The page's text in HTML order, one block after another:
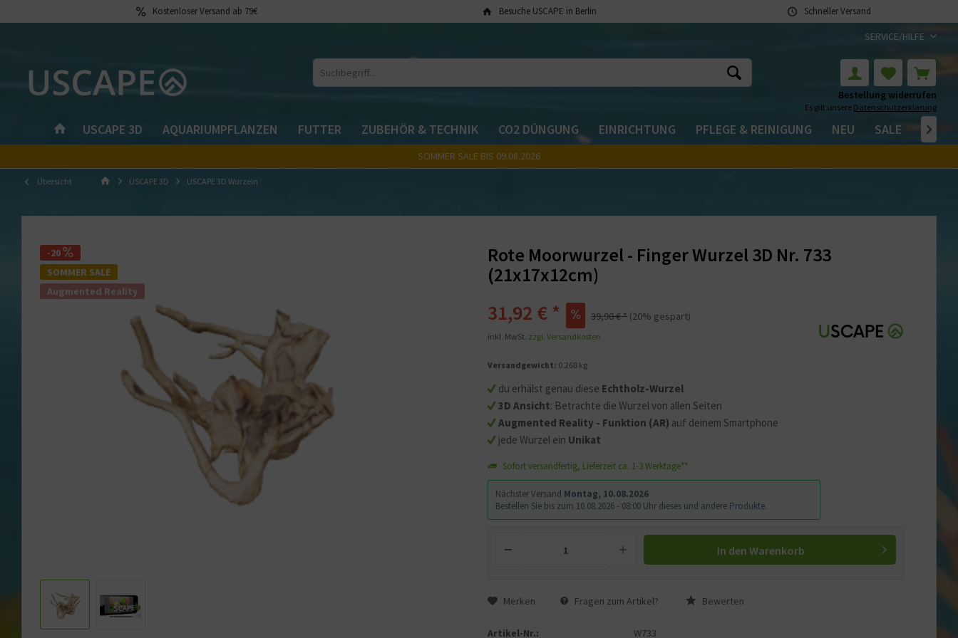
Kostenloser Versand ab 79€ Besuche USCAPE in Berlin Schneller Versand
SERVICE/HILFE
Bestellung widerrufen
Es gilt unsere Datenschutzerklärung
USCAPE 3D AQUARIUMPFLANZEN FUTTER ZUBEHÖR & TECHNIK CO2 DÜNGUNG EINRICHTUNG PFLEGE & REINIGUNG NEU SALE 
SOMMER SALE BIS 09.08.2026
Übersicht USCAPE 3D USCAPE 3D Wurzeln
-20
SOMMER SALE
Augmented Reality
Sie sich einverstanden, dass Ihre Daten an YouTube
übermittelt werden und dass Sie die
gelesen haben.
Rote Moorwurzel - Finger Wurzel 3D Nr. 733
(21x17x12cm)
du erhälst genau diese Echtholz-Wurzel
3D Ansicht: Betrachte die Wurzel von allen Seiten
Augmented Reality - Funktion (AR) auf deinem Smartphone
jede Wurzel ein Unikat
31,92 € * 39,90 € * (20% gespart)
inkl. MwSt. zzgl. Versandkosten
Versandgewicht: 0.268 kg
Sofort versandfertig, Lieferzeit ca. 1-3 Werktage**
Nächster Versand Montag, 10.08.2026
Bestellen Sie bis zum 10.08.2026 - 08:00 Uhr dieses und andere Produkte.
In den Warenkorb
Merken Fragen zum Artikel? Bewerten
Artikel-Nr.:
W733